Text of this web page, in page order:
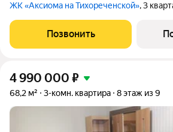
ЖК «Аксиома на Тихореченской», 3
Позвонить
4 990 000 ₽
68,2 м² 3-комн. квартира 8 этаж из 9